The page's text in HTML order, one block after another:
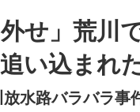
せ」荒川
い込まれ
水路バラバラ